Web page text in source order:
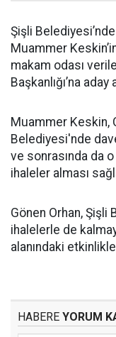
Şişli
Muammer
makam odası
Başkanlığı’na
Muammer Keskin,
Belediyesi'nde
ve sonrasında da
ihaleler alması
Gönen Orhan, Şişli
ihalelerle de
alanındaki
HABERE YORUM